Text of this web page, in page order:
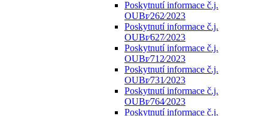
Poskytnutí informace č.j.
OUBr⁄262⁄2023
Poskytnutí informace č.j.
OUBr⁄627⁄2023
Poskytnutí informace č.j.
OUBr⁄712⁄2023
Poskytnutí informace č.j.
OUBr⁄731⁄2023
Poskytnutí informace č.j.
OUBr⁄764⁄2023
Poskytnutí informace č.j.